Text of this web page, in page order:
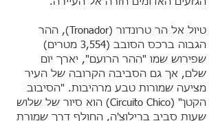
טיול אל הר טרונדור (Tronador), ההר
הגבוה ברכס הסובב (3,554 מטרים)
שפירוש שמו "ההר הרועם", יארך יום
שלם, אך גם הסביבה הקרובה של העיר
מציעה שמורות טבע מרהיבות. "הסיבוב
הקטן" (Circuito Chico) הוא סיור של שלוש
שעות סביב ברילוצ'ה, החולף דרך שמורת